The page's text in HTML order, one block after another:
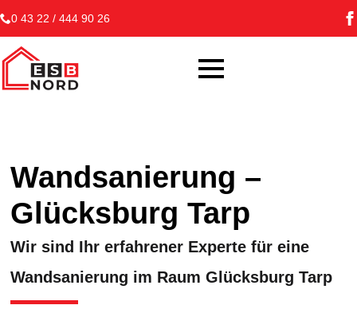
0 43 22 / 444 90 26
Wandsanierung –
Glücksburg Tarp
Wir sind Ihr erfahrener Experte für eine
Wandsanierung im Raum Glücksburg Tarp